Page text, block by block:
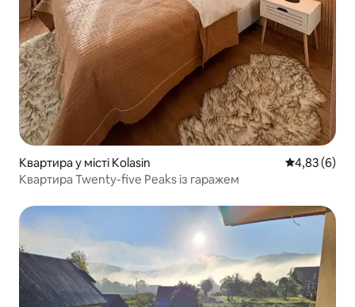
Квартира у місті Kolasin Середня
4,83 (6)
Квартира Twenty-five Peaks із гаражем